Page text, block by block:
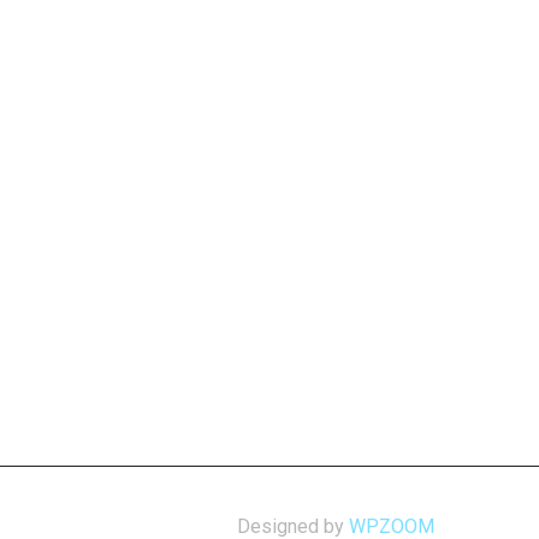
Designed by WPZOOM